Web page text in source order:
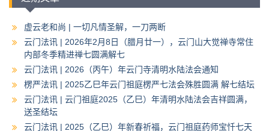
虚云老和尚 | 一切凡情圣解，一刀两断
云门法讯 | 2026年2月8日（腊月廿一），云门山大觉禅寺常住
内部冬季精进禅七圆满解七
云门法讯 | 2026（丙午）年云门寺清明水陆法会通知
楞严法讯 | 2025乙巳年云门祖庭楞严七法会殊胜圆满 解七结坛
云门法讯 | 云门祖庭2025（乙巳）年清明水陆法会吉祥圆满，
送圣结坛
云门法讯 | 2025（乙巳）年新春祈福，云门祖庭药师宝忏七天